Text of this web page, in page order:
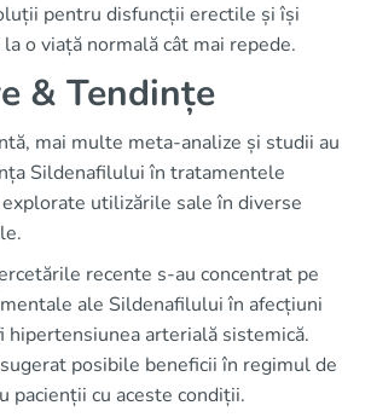
pentru disfuncții erectile și își
o viață normală cât mai repede.
& Tendințe
mai multe meta-analize și studii au
Sildenafilului în tratamentele
utilizările sale în diverse
recente s-au concentrat pe
ale Sildenafilului în afecțiuni
hipertensiunea arterială sistemică.
posibile beneficii în regimul de
pacienții cu aceste condiții.